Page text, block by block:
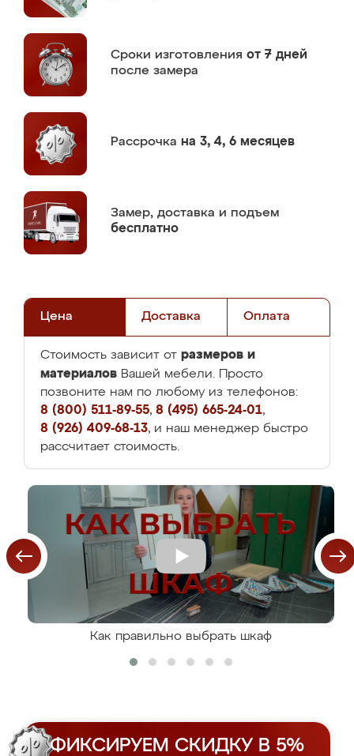
Сроки изготовления от 7 дней
после замера
Рассрочка на 3, 4, 6 месяцев
Замер, доставка и подъем
бесплатно
Цена Доставка Оплата
Стоимость зависит от размеров и
материалов Вашей мебели. Просто
позвоните нам по любому из телефонов:
8 (800) 511-89-55, 8 (495) 665-24-01,
8 (926) 409-68-13, и наш менеджер быстро
рассчитает стоимость.
Как правильно выбрать шкаф
ФИКСИРУЕМ СКИДКУ В 5%